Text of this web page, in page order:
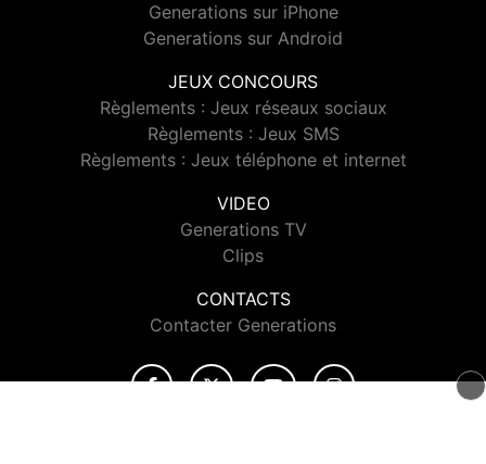
Generations sur iPhone
Generations sur Android
JEUX CONCOURS
Règlements : Jeux réseaux sociaux
Règlements : Jeux SMS
Règlements : Jeux téléphone et internet
VIDEO
Generations TV
Clips
CONTACTS
Contacter Generations